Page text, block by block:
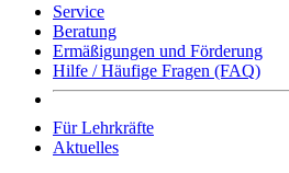
Service
Beratung
Ermäßigungen und Förderung
Hilfe / Häufige Fragen (FAQ)
Für Lehrkräfte
Aktuelles